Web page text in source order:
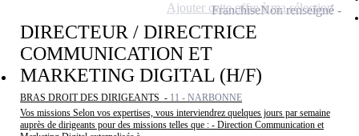
DIRECTEUR / DIRECTRICE
COMMUNICATION ET
MARKETING DIGITAL (H/F)
BRAS DROIT DES DIRIGEANTS - 11 - NARBONNE
Vos missions Selon vos expertises, vous interviendrez quelques jours par semaine
auprès de dirigeants pour des missions telles que : - Direction Communication et
FranchiseNon renseigné
Ajouter cette offre à ma sélection